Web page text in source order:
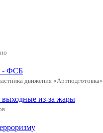
- ФСБ
движения «Артподготовка»
из-за жары